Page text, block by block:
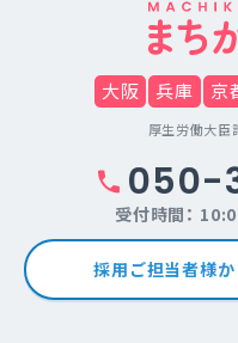
大阪 兵庫 京
厚生労働大臣
050-
受付時間：
採用ご担当者様